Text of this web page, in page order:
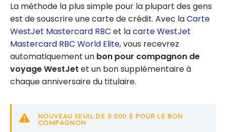
La méthode la plus simple pour la plupart des gens
est de souscrire une carte de crédit. Avec laCarte
WestJet Mastercard RBC et lacarte WestJet
Mastercard RBC World Elite, vous recevrez
automatiquement un bon pour compagnon de
voyage WestJet et un bon supplémentaire à
chaque anniversaire du titulaire.
NOUVEAU SEUIL DE 5 000 $ POUR LE BON
COMPAGNON